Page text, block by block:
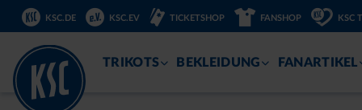
DIREKT
ZUM
KSC.DE KSC.EV TICKETSHOP FANSHOP KSC
TRIKOTS BEKLEIDUNG FANARTIKEL